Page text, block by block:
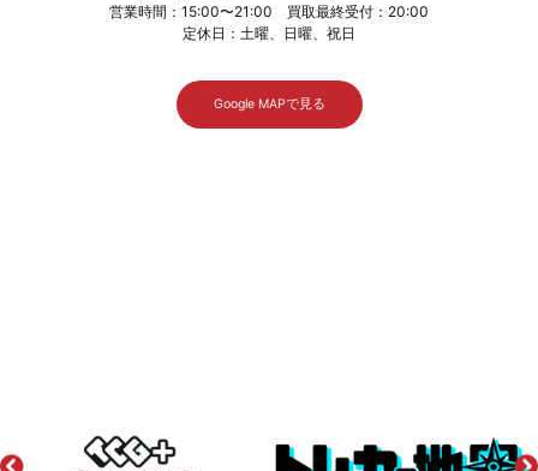
営業時間：15:00〜21:00 買取最終受付：20:00
定休日：土曜、日曜、祝日
Google MAPで見る